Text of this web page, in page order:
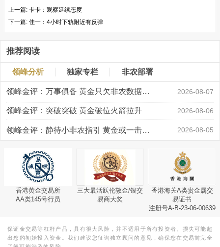
上一篇: 卡卡：观察延续态度
下一篇: 佳一：4小时下轨附近有反弹
推荐阅读
领峰分析 独家专栏 非农部署
领峰金评：万事俱备 黄金只欠非农数据“东风” 2026-08-07
领峰金评：突破突破 黄金破位火箭拉升 2026-08-06
领峰金评：静待小非农指引 黄金或一击破局 2026-08-05
香港黄金交易所
AA类145号行员
三大最活跃伦敦金/银交
易商大奖
香港海关A类贵金属交
易证书
注册号A-B-23-06-00639
保证金交易等杠杆产品，具有很大风险，并不适用于所有投资者。损失可能超
出您的初始投入资金。我们建议您征询独立顾问的意见，确保您在交易前完全